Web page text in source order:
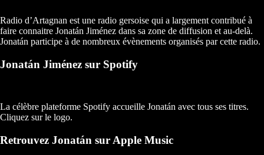
Radio d’Artagnan est une radio gersoise qui a largement contribué à
faire connaitre Jonatán Jiménez dans sa zone de diffusion et au-delà.
Jonatán participe à de nombreux évènements organisés par cette radio.
Jonatán Jiménez sur Spotify
La célèbre plateforme Spotify accueille Jonatán avec tous ses titres.
Cliquez sur le logo.
Retrouvez Jonatán sur Apple Music